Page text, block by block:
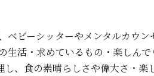
ビーシッターやメンタルカウン
生活・求めているもの・楽しん
、食の素晴らしさや偉大さ・楽